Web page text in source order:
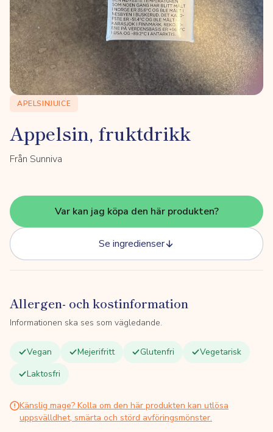
APELSINJUICE
Appelsin, fruktdrikk
Från Sunniva
Var kan jag köpa den här produkten?
Se ingredienser
Allergen- och kostinformation
Informationen ska ses som vägledande.
Vegan Mejerifritt Glutenfri
Vegetarisk
Laktosfri
Känslig mage? Kolla om den här produkten kan utlösa
uppsvälldhet, smärta och störd avföringsmönster.